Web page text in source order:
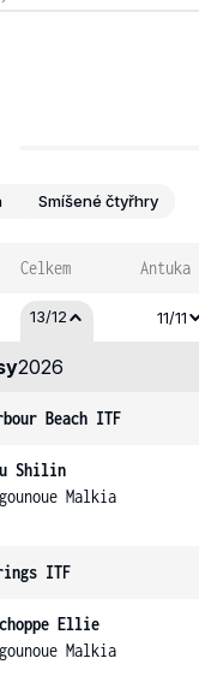
Smíšené čtyřhry
Celkem Antuka
13/12 11/11
2026
Beach ITF
Shilin
Malkia
ITF
Ellie
Malkia